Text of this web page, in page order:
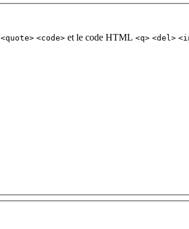
<quote> <code> et le code HTML <q> <del>